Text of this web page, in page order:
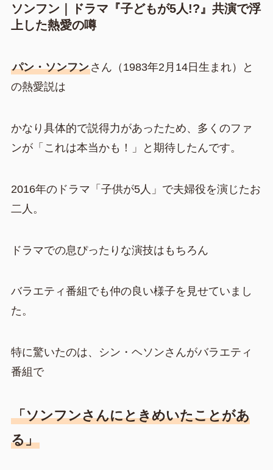
ソンフン｜ドラマ『子どもが5人!?』共演で浮
上した熱愛の噂
パン・ソンフンさん（1983年2月14日生まれ）と
の熱愛説は
かなり具体的で説得力があったため、多くのファ
ンが「これは本当かも！」と期待したんです。
2016年のドラマ「子供が5人」で夫婦役を演じたお
二人。
ドラマでの息ぴったりな演技はもちろん
バラエティ番組でも仲の良い様子を見せていまし
た。
特に驚いたのは、シン・ヘソンさんがバラエティ
番組で
「ソンフンさんにときめいたことがあ
る」